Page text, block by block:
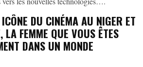
DU CINÉMA AU NIGER ET
LA FEMME QUE VOUS ÊTES
DANS UN MONDE